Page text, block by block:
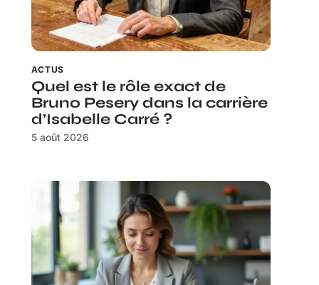
ACTUS
Quel est le rôle exact de
Bruno Pesery dans la carrière
d’Isabelle Carré ?
5 août 2026